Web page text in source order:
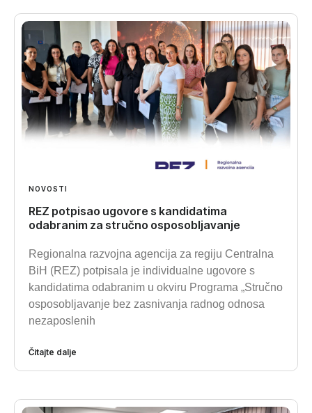
NOVOSTI
REZ potpisao ugovore s kandidatima
odabranim za stručno osposobljavanje
Regionalna razvojna agencija za regiju Centralna
BiH (REZ) potpisala je individualne ugovore s
kandidatima odabranim u okviru Programa „Stručno
osposobljavanje bez zasnivanja radnog odnosa
nezaposlenih
Čitajte dalje